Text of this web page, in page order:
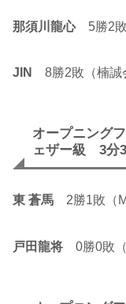
那須川龍心5勝2敗
JIN 8勝2敗（楠誠
オープニング
ェザー級 3分
東 蒼馬 2勝1敗（
戸田龍将 0勝0敗（